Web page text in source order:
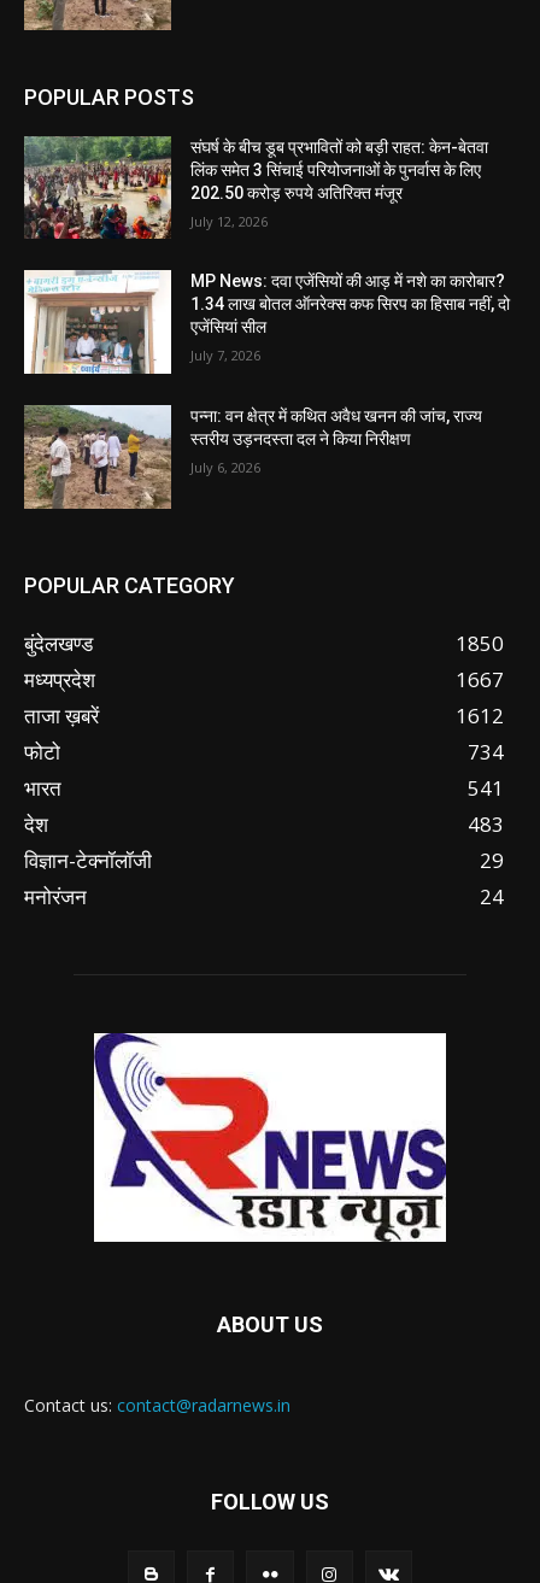
POPULAR POSTS
संघर्ष के बीच डूब प्रभावितों को बड़ी राहत: केन-बेतवा
लिंक समेत 3 सिंचाई परियोजनाओं के पुनर्वास के लिए
202.50 करोड़ रुपये अतिरिक्त मंजूर
July 12, 2026
MP News: दवा एजेंसियों की आड़ में नशे का कारोबार?
1.34 लाख बोतल ऑनरेक्स कफ सिरप का हिसाब नहीं, दो
एजेंसियां सील
July 7, 2026
पन्ना: वन क्षेत्र में कथित अवैध खनन की जांच, राज्य
स्तरीय उड़नदस्ता दल ने किया निरीक्षण
July 6, 2026
POPULAR CATEGORY
बुंदेलखण्ड
1850
मध्यप्रदेश
1667
ताजा ख़बरें
1612
फोटो
734
भारत
541
देश
483
विज्ञान-टेक्नॉलॉजी
29
मनोरंजन
24
ABOUT US
Contact us: contact@radarnews.in
FOLLOW US